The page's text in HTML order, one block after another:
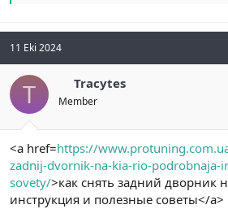
11 Eki 2024
T Tracytes
Member
<a href=https://
zadnij-dvornik-na-kia-rio-podrobnaja-
sovety/>как снять задний дворник
инструкция и полезные советы</a>